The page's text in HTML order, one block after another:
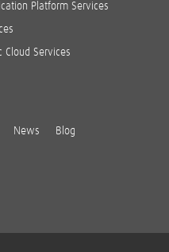
Platform Services
Cloud Services
News Blog